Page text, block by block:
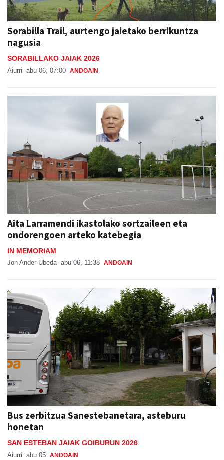
Sorabilla Trail, aurtengo jaietako berrikuntza
nagusia
SORABILLAKO JAIAK 2026
Aiurri abu 06, 07:00 ANDOAIN
Aita Larramendi ikastolako sortzaileen eta
ondorengoen arteko katebegia
IN MEMORIAM
Jon Ander Ubeda abu 06, 11:38 ANDOAIN
Bus zerbitzua Sanestebanetara, asteburu
honetan
SAN ESTEBAN JAIAK GOIBURUN 2026
Aiurri abu 05 ANDOAIN